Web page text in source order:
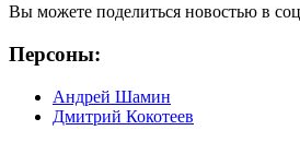
Вы можете поделиться новостью в
Персоны:
Андрей Шамин
Дмитрий Кокотеев